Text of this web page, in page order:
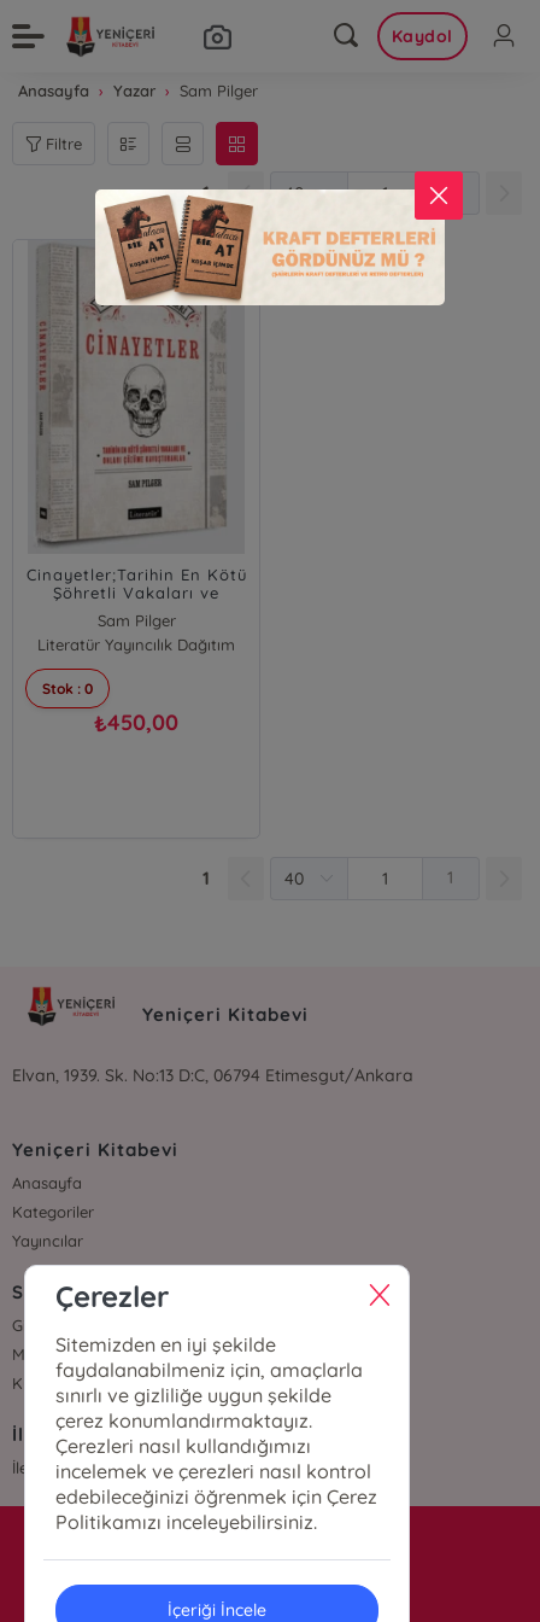
Kaydol
Anasayfa Yazar Sam Pilger
Filtre
1
Cinayetler;Tarihin En Kötü
Şöhretli Vakaları ve
Onları Çözüme
Kavuşturanlar
Sam Pilger
Literatür Yayıncılık Dağıtım
Stok : 0
₺450,00
1 1
Yeniçeri Kitabevi
Elvan, 1939. Sk. No:13 D:C, 06794 Etimesgut/Ankara
Yeniçeri Kitabevi
Anasayfa
Kategoriler
Yayıncılar
Sözleşmeler
Gizlilik Sözleşmesi
Mesafeli Satış Sözleşmesi
Kullanıcı Sözleşmesi
İletişim
İletişim
info@yenicerikitabevi.com
Çerezler
Sitemizden en iyi şekilde
faydalanabilmeniz için, amaçlarla
sınırlı ve gizliliğe uygun şekilde
çerez konumlandırmaktayız.
Çerezleri nasıl kullandığımızı
incelemek ve çerezleri nasıl kontrol
edebileceğinizi öğrenmek için Çerez
Politikamızı inceleyebilirsiniz.
İçeriği İncele